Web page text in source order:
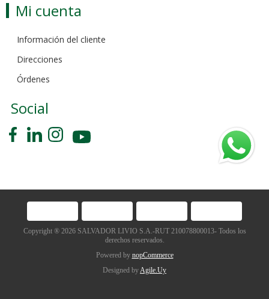
Mi cuenta
Información del cliente
Direcciones
Órdenes
Social
Copyright ® 2026 SALVADOR LIVIO S.A.-RUT 210078800013- Todos los
derechos reservados.
Powered by nopCommerce
Designed byAgile.Uy